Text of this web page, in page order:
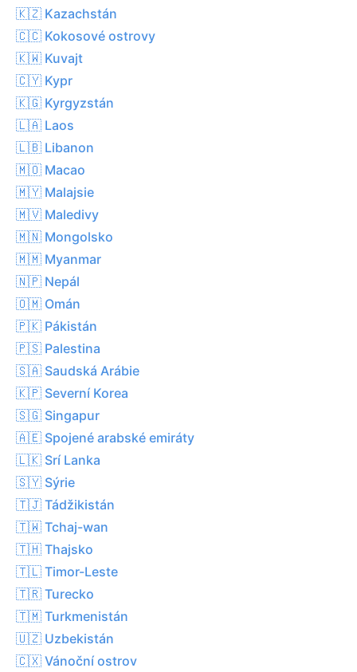
🇰🇿 Kazachstán
🇨🇨 Kokosové ostrovy
🇰🇼 Kuvajt
🇨🇾 Kypr
🇰🇬 Kyrgyzstán
🇱🇦 Laos
🇱🇧 Libanon
🇲🇴 Macao
🇲🇾 Malajsie
🇲🇻 Maledivy
🇲🇳 Mongolsko
🇲🇲 Myanmar
🇳🇵 Nepál
🇴🇲 Omán
🇵🇰 Pákistán
🇵🇸 Palestina
🇸🇦 Saudská Arábie
🇰🇵 Severní Korea
🇸🇬 Singapur
🇦🇪 Spojené arabské emiráty
🇱🇰 Srí Lanka
🇸🇾 Sýrie
🇹🇯 Tádžikistán
🇹🇼 Tchaj-wan
🇹🇭 Thajsko
🇹🇱 Timor-Leste
🇹🇷 Turecko
🇹🇲 Turkmenistán
🇺🇿 Uzbekistán
🇨🇽 Vánoční ostrov